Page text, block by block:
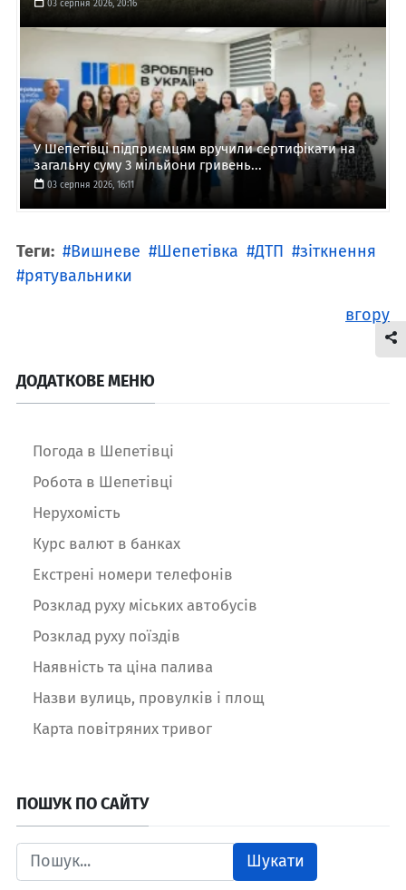
03 серпня 2026, 20:16
У Шепетівці підприємцям вручили сертифікати на
загальну суму 3 мільйони гривень...
03 серпня 2026, 16:11
Теги: Вишневе Шепетівка ДТП
зіткнення
рятувальники
вгору
ДОДАТКОВЕ МЕНЮ
Погода в Шепетівці
Робота в Шепетівці
Нерухомість
Курс валют в банках
Екстрені номери телефонів
Розклад руху міських автобусів
Розклад руху поїздів
Наявність та ціна палива
Назви вулиць, провулків і площ
Карта повітряних тривог
ПОШУК ПО САЙТУ
Шукати